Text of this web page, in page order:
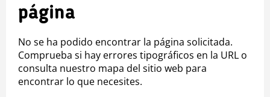
página
No se ha podido encontrar la página solicitada.
Comprueba si hay errores tipográficos en la URL o
consulta nuestro mapa del sitio web para
encontrar lo que necesites.